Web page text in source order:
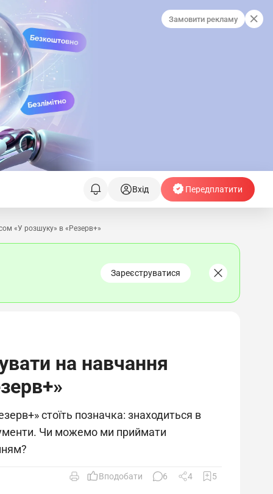
Замовити рекламу
Вхід Передплатити
«У розшуку» в «Резерв+»
Зареєструватися
на навчання
стоїть позначка: знаходиться в
Чи можемо ми приймати
Вподобати 6 4 5